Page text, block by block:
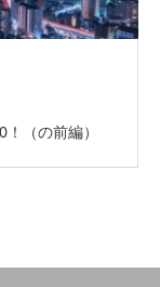
（の前編）